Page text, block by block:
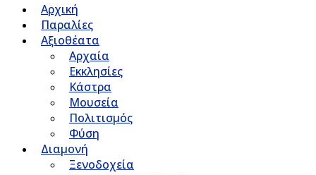
Αρχική
Παραλίες
Αξιοθέατα
Αρχαία
Εκκλησίες
Κάστρα
Μουσεία
Πολιτισμός
Φύση
Διαμονή
Ξενοδοχεία